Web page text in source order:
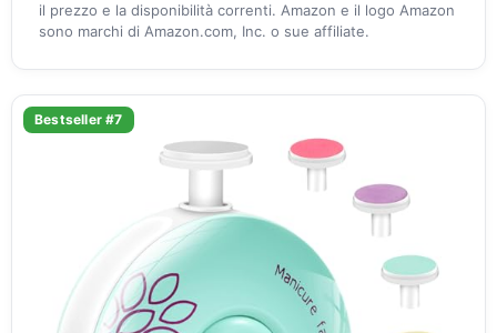
il prezzo e la disponibilità correnti. Amazon e il logo Amazon
sono marchi di Amazon.com, Inc. o sue affiliate.
Bestseller #7